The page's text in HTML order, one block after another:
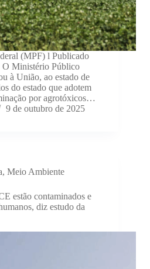
(MPF) l Publicado
O Ministério Público
à União, ao estado de
do estado que adotem
por agrotóxicos…
9 de outubro de 2025
, Meio Ambiente
estão contaminados e
diz estudo da